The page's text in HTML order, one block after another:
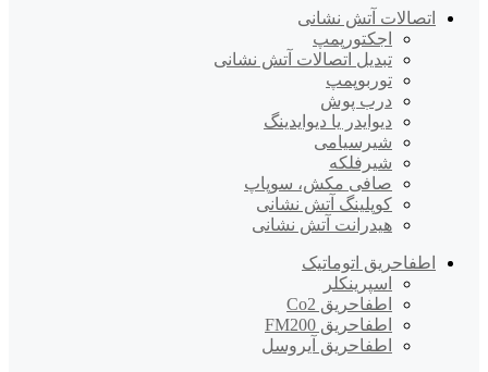
اتصالات آتش نشانی
اجکتورپمپ
تبدیل اتصالات آتش نشانی
توربوپمپ
درب پوش
دیوایدر یا دیوایدینگ
شیرسیامی
شیرفلکه
صافی مکش، سوپاپ
کوپلینگ آتش نشانی
هیدرانت آتش نشانی
اطفاحریق اتوماتیک
اسپرینکلر
اطفاحریق Co2
اطفاحریق FM200
اطفاحریق آیروسل